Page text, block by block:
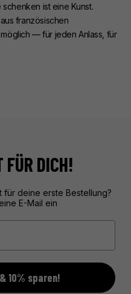
ist eine Kunst.
französischen
— für jeden Anlass, für
unvergesslich verpackt.
DICH!
für deine erste Bestellung?
E-Mail ein
10% sparen!